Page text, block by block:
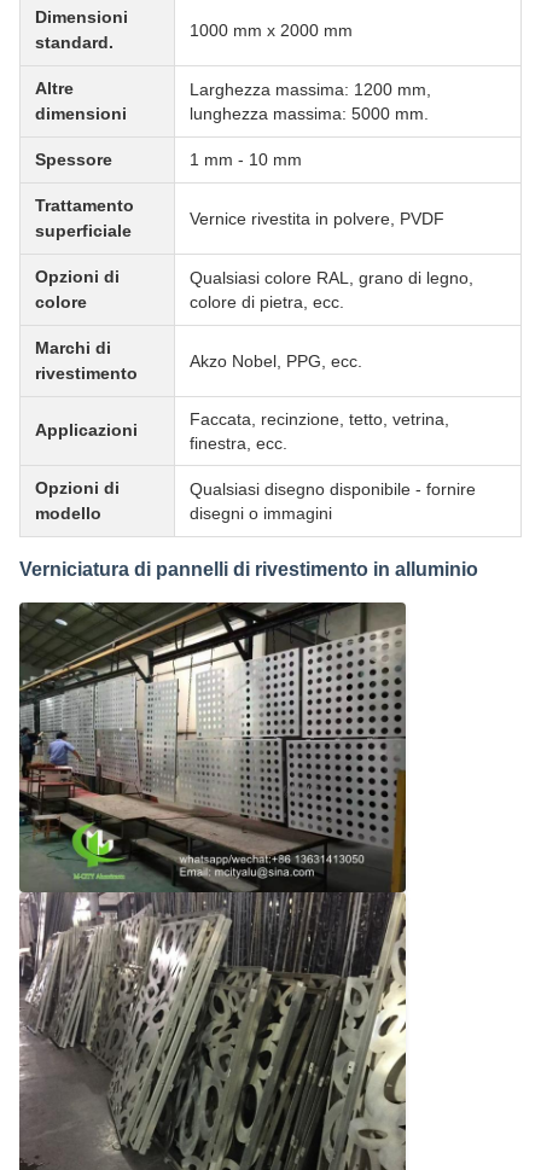
Dimensioni
standard.
1000 mm x 2000 mm
Altre
dimensioni
Larghezza massima: 1200 mm,
lunghezza massima: 5000 mm.
Spessore 1 mm - 10 mm
Trattamento
superficiale
Vernice rivestita in polvere, PVDF
Opzioni di
colore
Qualsiasi colore RAL, grano di legno,
colore di pietra, ecc.
Marchi di
rivestimento
Akzo Nobel, PPG, ecc.
Applicazioni
Faccata, recinzione, tetto, vetrina,
finestra, ecc.
Opzioni di
modello
Qualsiasi disegno disponibile - fornire
disegni o immagini
Verniciatura di pannelli di rivestimento in alluminio